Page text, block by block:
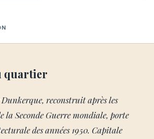
quartier
reconstruit après les
la Seconde Guerre mondiale, porte
des années 1950. Capitale